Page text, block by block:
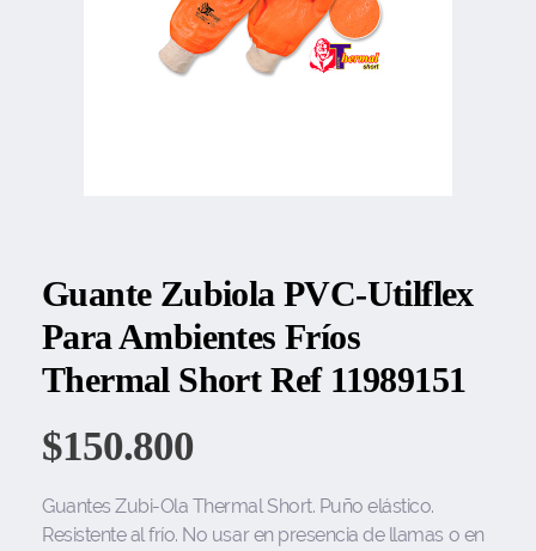
Guante Zubiola PVC-Utilflex
Para Ambientes Fríos
Thermal Short Ref 11989151
$150.800
Guantes Zubi-Ola Thermal Short. Puño elástico.
Resistente al frío. No usar en presencia de llamas o en